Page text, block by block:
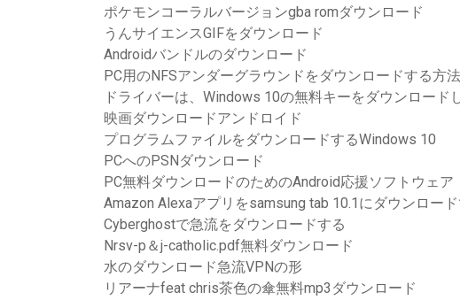
ポケモンコーラルバージョンgba romダウンロード
うんサイエンスGIFをダウンロード
Androidバンドルのダウンロード
PC用のNFSアンダーグラウンドをダウンロードする方法
ドライバーは、Windows 10の無料キーをダウンロード
映画ダウンロードアンドロイド
プログラムファイルをダウンロードするWindows 10
PCへのPSNダウンロード
PC無料ダウンロードのためのAndroid応援ソフトウェア
Amazon Alexaアプリをsamsung tab 10.1にダウンロー
Cyberghostで急流をダウンロードする
Nrsv-p＆j-catholic.pdf無料ダウンロード
水のダウンロード急流VPNの形
リアーナfeat chris茶色の傘無料mp3ダウンロード